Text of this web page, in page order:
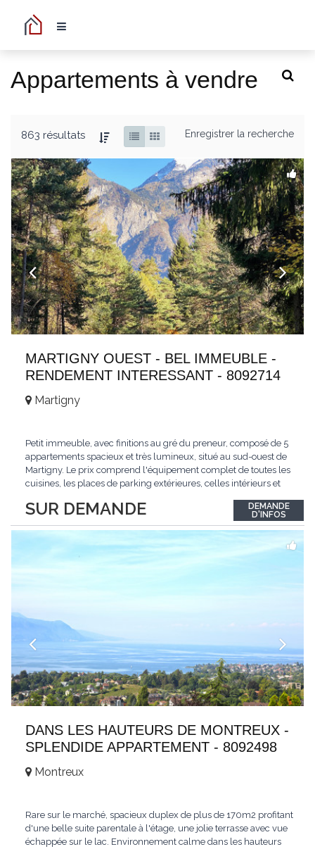
Appartements à vendre
863 résultats Enregistrer la recherche
MARTIGNY OUEST - BEL IMMEUBLE -
RENDEMENT INTERESSANT - 8092714
SUR DEMANDE
Martigny
Petit immeuble, avec finitions au gré du preneur, composé de 5
appartements spacieux et très lumineux, situé au sud-ouest de
Martigny. Le prix comprend l'équipement complet de toutes les
cuisines, les places de parking extérieures, celles intérieurs et
opportunité exclusive avec un rendement intéressant. Plus
d'informations...
DEMANDE
D'INFOS
DANS LES HAUTEURS DE MONTREUX -
SPLENDIDE APPARTEMENT - 8092498
Montreux
Rare sur le marché, spacieux duplex de plus de 170m2 profitant
d'une belle suite parentale à l'étage, une jolie terrasse avec vue
échappée sur le lac. Environnement calme dans les hauteurs